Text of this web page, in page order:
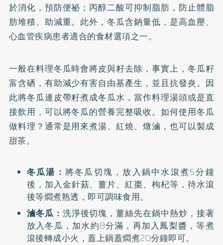
於消化，預防便祕；丙醇二酸可抑制脂肪，防止體脂
肪堆積、助減重。此外，冬瓜含鈉量低，是高血壓、
心血管疾病患者適合的食材選項之一。
一般在料理冬瓜時會將皮與籽去除，事實上，冬瓜籽
富含硒，有助減少有害自由基產生，並且抗發炎。因
此將冬瓜連皮帶籽煮成冬瓜水，當作料理湯頭或是直
接飲用，可以將冬瓜的營養完整吸收。如何使用冬瓜
做料理？通常是用來煮湯、紅燒、燉滷，也可以製成
甜茶。
冬瓜湯： 將冬瓜切塊，放入鍋中水滾煮5分鐘
後，加入金針菇、薑片、紅棗、枸杞等，待水滾
後等燜煮熟透，即可調味食用。
滷冬瓜： 洗淨後切塊，薑絲先在鍋中熱炒，接著
放入冬瓜，加水約8分滿，再加入鳳梨醬，等煮
滾後轉成小火，蓋上鍋蓋燜煮20分鐘即可。